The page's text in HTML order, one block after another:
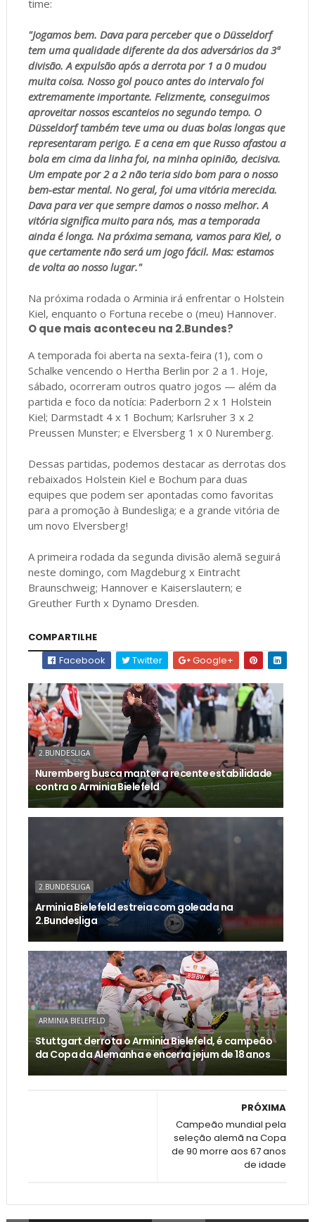
time:
"Jogamos bem. Dava para perceber que o Düsseldorf
tem uma qualidade diferente da dos adversários da 3ª
divisão. A expulsão após a derrota por 1 a 0 mudou
muita coisa. Nosso gol pouco antes do intervalo foi
extremamente importante. Felizmente, conseguimos
aproveitar nossos escanteios no segundo tempo. O
Düsseldorf também teve uma ou duas bolas longas que
representaram perigo. E a cena em que Russo afastou a
bola em cima da linha foi, na minha opinião, decisiva.
Um empate por 2 a 2 não teria sido bom para o nosso
bem-estar mental. No geral, foi uma vitória merecida.
Dava para ver que sempre damos o nosso melhor. A
vitória significa muito para nós, mas a temporada
ainda é longa. Na próxima semana, vamos para Kiel, o
que certamente não será um jogo fácil. Mas: estamos
de volta ao nosso lugar."
Na próxima rodada o Arminia irá enfrentar o Holstein
Kiel, enquanto o Fortuna recebe o (meu) Hannover.
O que mais aconteceu na 2.Bundes?
A temporada foi aberta na sexta-feira (1), com o
Schalke vencendo o Hertha Berlin por 2 a 1. Hoje,
sábado, ocorreram outros quatro jogos — além da
partida e foco da notícia: Paderborn 2 x 1 Holstein
Kiel; Darmstadt 4 x 1 Bochum; Karlsruher 3 x 2
Preussen Munster; e Elversberg 1 x 0 Nuremberg.
Dessas partidas, podemos destacar as derrotas dos
rebaixados Holstein Kiel e Bochum para duas
equipes que podem ser apontadas como favoritas
para a promoção à Bundesliga; e a grande vitória de
um novo Elversberg!
A primeira rodada da segunda divisão alemã seguirá
neste domingo, com Magdeburg x Eintracht
Braunschweig; Hannover e Kaiserslautern; e
Greuther Furth x Dynamo Dresden.
COMPARTILHE
Facebook
Twitter Google+
2.BUNDESLIGA
Nuremberg busca manter a recente estabilidade
contra o Arminia Bielefeld
2.BUNDESLIGA
Arminia Bielefeld estreia com goleada na
2.Bundesliga
ARMINIA BIELEFELD
Stuttgart derrota o Arminia Bielefeld, é campeão
da Copa da Alemanha e encerra jejum de 18 anos
PRÓXIMA
Campeão mundial pela
seleção alemã na Copa
de 90 morre aos 67 anos
de idade